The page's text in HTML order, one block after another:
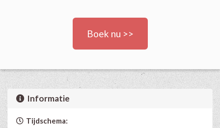
Boek nu >>
Informatie
Tijdschema: